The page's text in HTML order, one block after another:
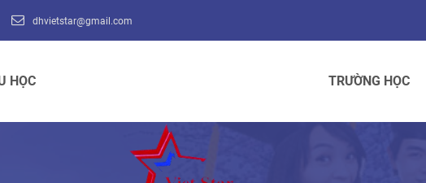
dhvietstar@gmail.com
HỌC TRƯỜNG HỌC